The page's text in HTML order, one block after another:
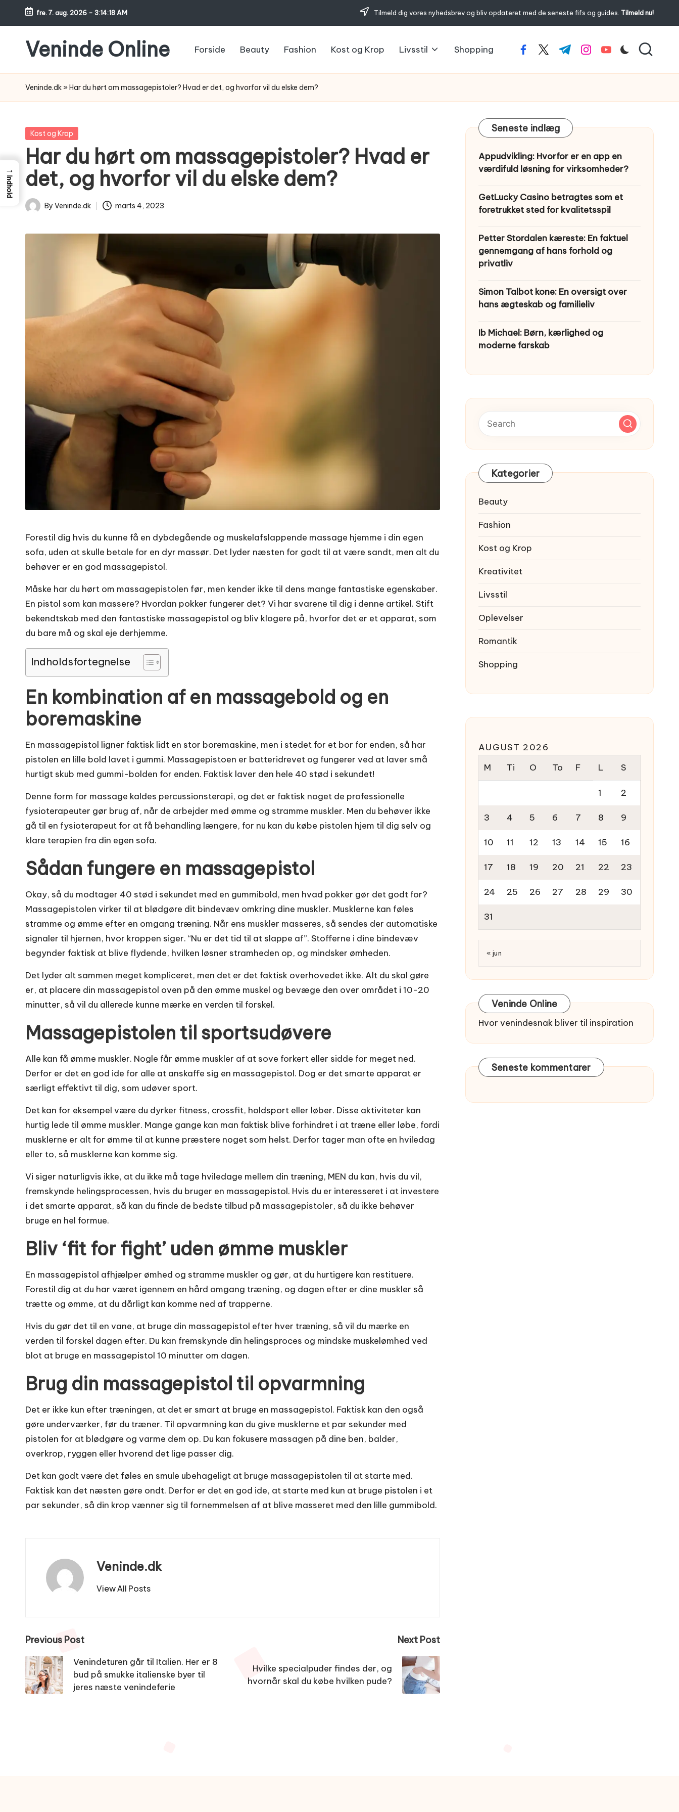
Skip
content
fre. 7. aug. 2026 - 3:14:19 AM Tilmeld dig vores nyhedsbrev og bliv opdateret med de seneste fifs og guides. Tilmeld nu!
Veninde Online
venindesnak
bliver
inspiration
Forside Beauty Fashion Kost og Krop Livsstil Shopping facebook.com
twitter.com
t.me instagram.com
youtube.com
Veninde.dk » Har du hørt om massagepistoler? Hvad er det, og hvorfor vil du elske dem?
Posted
Kost og Krop
Har du hørt om massagepistoler? Hvad er
det, og hvorfor vil du elske dem?
Posted
By Veninde.dk marts 4, 2023
Forestil dig hvis du kunne få en dybdegående og muskelafslappende massage hjemme i din egen
sofa, uden at skulle betale for en dyr massør. Det lyder næsten for godt til at være sandt, men alt du
behøver er en god massagepistol.
Måske har du hørt om massagepistolen før, men kender ikke til dens mange fantastiske egenskaber.
En pistol som kan massere? Hvordan pokker fungerer det? Vi har svarene til dig i denne artikel. Stift
bekendtskab med den fantastiske massagepistol og bliv klogere på, hvorfor det er et apparat, som
du bare må og skal eje derhjemme.
Indholdsfortegnelse
En kombination af en massagebold og en
boremaskine
En massagepistol ligner faktisk lidt en stor boremaskine, men i stedet for et bor for enden, så har
pistolen en lille bold lavet i gummi. Massagepistoen er batteridrevet og fungerer ved at laver små
hurtigt skub med gummi-bolden for enden. Faktisk laver den hele 40 stød i sekundet!
Denne form for massage kaldes percussionsterapi, og det er faktisk noget de professionelle
fysioterapeuter gør brug af, når de arbejder med ømme og stramme muskler. Men du behøver ikke
gå til en fysioterapeut for at få behandling længere, for nu kan du købe pistolen hjem til dig selv og
klare terapien fra din egen sofa.
Sådan fungere en massagepistol
Okay, så du modtager 40 stød i sekundet med en gummibold, men hvad pokker gør det godt for?
Massagepistolen virker til at blødgøre dit bindevæv omkring dine muskler. Musklerne kan føles
stramme og ømme efter en omgang træning. Når ens muskler masseres, så sendes der automatiske
signaler til hjernen, hvor kroppen siger. “Nu er det tid til at slappe af”. Stofferne i dine bindevæv
begynder faktisk at blive flydende, hvilken løsner stramheden op, og mindsker ømheden.
Det lyder alt sammen meget kompliceret, men det er det faktisk overhovedet ikke. Alt du skal gøre
er, at placere din massagepistol oven på den ømme muskel og bevæge den over området i 10-20
minutter, så vil du allerede kunne mærke en verden til forskel.
Massagepistolen til sportsudøvere
Alle kan få ømme muskler. Nogle får ømme muskler af at sove forkert eller sidde for meget ned.
Derfor er det en god ide for alle at anskaffe sig en massagepistol. Dog er det smarte apparat er
særligt effektivt til dig, som udøver sport.
Det kan for eksempel være du dyrker fitness, crossfit, holdsport eller løber. Disse aktiviteter kan
hurtig lede til ømme muskler. Mange gange kan man faktisk blive forhindret i at træne eller løbe, fordi
musklerne er alt for ømme til at kunne præstere noget som helst. Derfor tager man ofte en hviledag
eller to, så musklerne kan komme sig.
Vi siger naturligvis ikke, at du ikke må tage hviledage mellem din træning, MEN du kan, hvis du vil,
fremskynde helingsprocessen, hvis du bruger en massagepistol. Hvis du er interesseret i at investere
i det smarte apparat, så kan du finde de bedste tilbud på massagepistoler, så du ikke behøver
bruge en hel formue.
Bliv ‘fit for fight’ uden ømme muskler
En massagepistol afhjælper ømhed og stramme muskler og gør, at du hurtigere kan restituere.
Forestil dig at du har været igennem en hård omgang træning, og dagen efter er dine muskler så
trætte og ømme, at du dårligt kan komme ned af trapperne.
Hvis du gør det til en vane, at bruge din massagepistol efter hver træning, så vil du mærke en
verden til forskel dagen efter. Du kan fremskynde din helingsproces og mindske muskelømhed ved
blot at bruge en massagepistol 10 minutter om dagen.
Brug din massagepistol til opvarmning
Det er ikke kun efter træningen, at det er smart at bruge en massagepistol. Faktisk kan den også
gøre underværker, før du træner. Til opvarmning kan du give musklerne et par sekunder med
pistolen for at blødgøre og varme dem op. Du kan fokusere massagen på dine ben, balder,
overkrop, ryggen eller hvorend det lige passer dig.
Det kan godt være det føles en smule ubehageligt at bruge massagepistolen til at starte med.
Faktisk kan det næsten gøre ondt. Derfor er det en god ide, at starte med kun at bruge pistolen i et
par sekunder, så din krop vænner sig til fornemmelsen af at blive masseret med den lille gummibold.
Veninde.dk
View All Posts
Post
navigation
Previous Post
Venindeturen går til Italien. Her er 8
bud på smukke italienske byer til
jeres næste venindeferie
Next Post
Hvilke specialpuder findes der, og
hvornår skal du købe hvilken pude?
Seneste indlæg
Appudvikling: Hvorfor er en app en
værdifuld løsning for virksomheder?
GetLucky Casino betragtes som et
foretrukket sted for kvalitetsspil
Petter Stordalen kæreste: En faktuel
gennemgang af hans forhold og
privatliv
Simon Talbot kone: En oversigt over
hans ægteskab og familieliv
Ib Michael: Børn, kærlighed og
moderne farskab
Kategorier
Beauty
Fashion
Kost og Krop
Kreativitet
Livsstil
Oplevelser
Romantik
Shopping
AUGUST 2026
M
Ti O To F L S
1 2
3 4 5 6 7 8 9
10 11 12 13 14 15 16
17 18 19 20 21 22 23
24 25 26 27 28 29 30
31
« jun
Veninde Online
Hvor venindesnak bliver til inspiration
Seneste kommentarer
→
Indhold